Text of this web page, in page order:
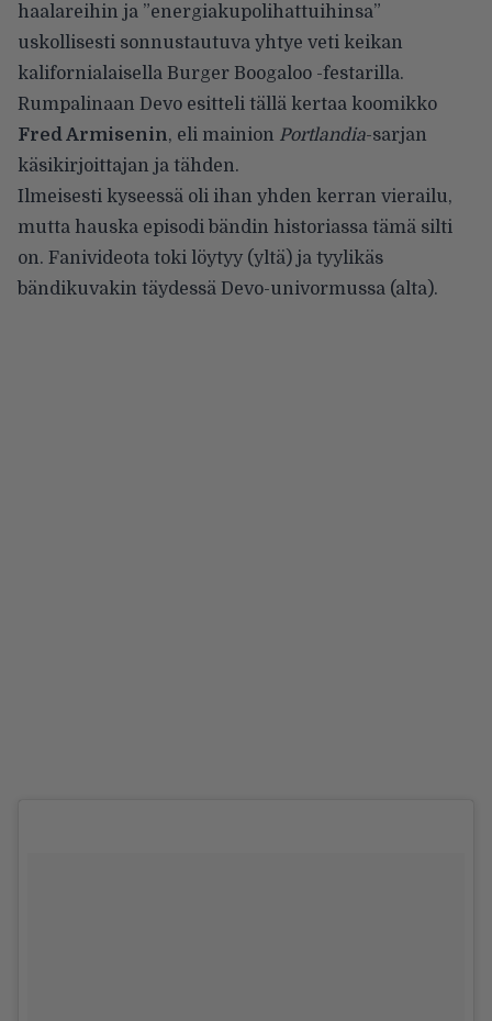
haalareihin ja ”energiakupolihattuihinsa”
uskollisesti sonnustautuva yhtye veti keikan
kalifornialaisella Burger Boogaloo -festarilla.
Rumpalinaan Devo esitteli tällä kertaa koomikko
Fred Armisenin, eli mainion Portlandia-sarjan
käsikirjoittajan ja tähden.
Ilmeisesti kyseessä oli ihan yhden kerran vierailu,
mutta hauska episodi bändin historiassa tämä silti
on. Fanivideota toki löytyy (yltä) ja tyylikäs
bändikuvakin täydessä Devo-univormussa (alta).